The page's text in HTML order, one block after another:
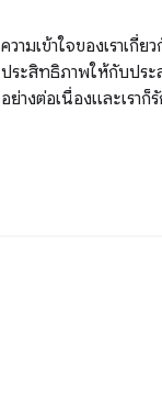
ความเข้าใจของเราเกี่
ประสิทธิภาพให้กับปร
อย่างต่อเนื่องและเราก็